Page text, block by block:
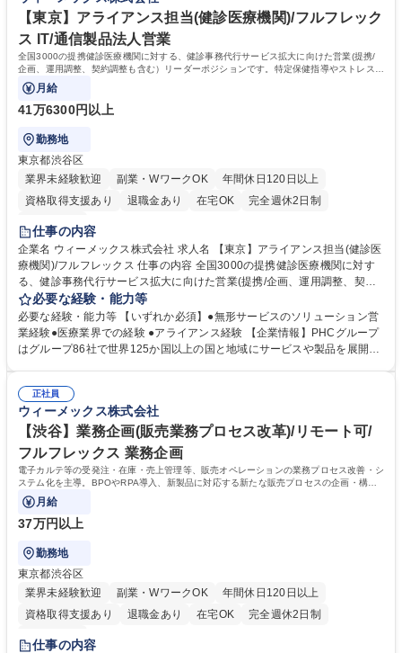
と社会貢献を実感できます。 学歴・資格 学歴：大学院 大学 高専 短大 専
修学校 高校 語学力： 資格：
【東京】アライアンス担当(健診医療機関)/フルフレック
ス IT/通信製品法人営業
全国3000の提携健診医療機関に対する、健診事務代行サービス拡大に向けた営業(提携/
企画、運用調整、契約調整も含む）リーダーポジションです。特定保健指導やストレスチ
ェック等の付加価値サービスを提案。
月給
41万6300円以上
勤務地
東京都渋谷区
業界未経験歓迎
副業・WワークOK
年間休日120日以上
資格取得支援あり
退職金あり 在宅OK
完全週休2日制
土日祝休み
仕事の内容
企業名 ウィーメックス株式会社 求人名 【東京】アライアンス担当(健診医
療機関)/フルフレックス 仕事の内容 全国3000の提携健診医療機関に対す
る、健診事務代行サービス拡大に向けた営業(提携/企画、運用調整、契約
調整も含む）リーダーポジションです。特定保健指導やストレスチェック
等の付加価値サービスを提案。 (1)提携健診機関の課題把握と、事務代行
サービス拡大に向けたソリューション提案 (2)特定保健指導やストレスチ
ェック等の予防医療サービスの導入・運用調整 (3)新規サービス導入に伴
期待されるポジションです。 募集職種 【東京】アライアンス担当(健診医
療機関)/フルフレックス
必要な経験・能力等
必要な経験・能力等 【いずれか必須】●無形サービスのソリューション営
業経験●医療業界での経験 ●アライアンス経験 【企業情報】PHCグループ
はグループ86社で世界125か国以上の国と地域にサービスや製品を展開す
て頂きます。営業活動にとどまらず、顧客のニーズをもとにサービスの企
画、開発につながる社内提案を行うなど、リーダーシップをもって事業を
推進していただける方を募集しております。 学歴・資格 学歴：大学院 大
学 高専 短大 専修学校 高校 語学力： 資格：
正社員
ウィーメックス株式会社
【渋谷】業務企画(販売業務プロセス改革)/リモート可/
フルフレックス 業務企画
電子カルテ等の受発注・在庫・売上管理等、販売オペレーションの業務プロセス改善・シ
ステム化を主導。BPOやRPA導入、新製品に対応する新たな販売プロセスの企画・構築
をお任せします。
月給
37万円以上
勤務地
東京都渋谷区
業界未経験歓迎
副業・WワークOK
年間休日120日以上
資格取得支援あり
退職金あり 在宅OK
完全週休2日制
土日祝休み
仕事の内容